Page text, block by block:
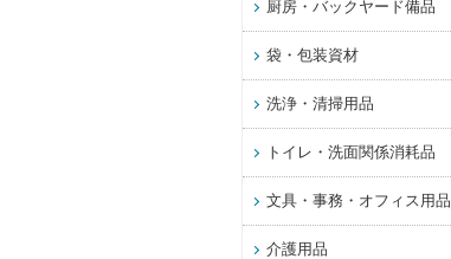
厨房・バックヤード備品
袋・包装資材
洗浄・清掃用品
トイレ・洗面関係消耗品
文具・事務・オフィス用品
介護用品